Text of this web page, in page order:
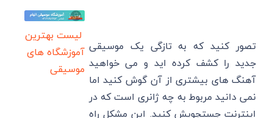
تصور کنید که به تازگی یک موسیقی
جدید را کشف کرده اید و می خواهید
آهنگ های بیشتری از آن گوش کنید اما
نمی دانید مربوط به چه ژانری است که در
اینترنت جستجویش کنید. این مشکل راه
لیست بهترین
آموزشگاه های
موسیقی
نت رایگان
فارسی (پیانو
گیتار ویولن